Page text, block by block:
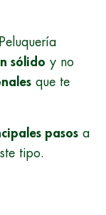
sólido y no
que te
pasos a
tipo.